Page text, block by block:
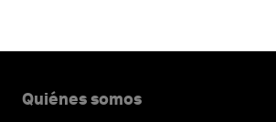
Quiénes somos